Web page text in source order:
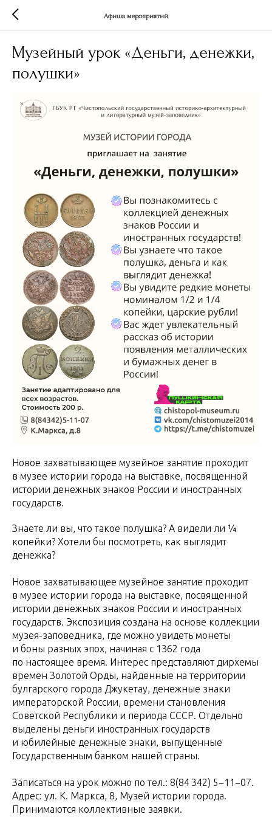
Афиша мероприятий
Музейный урок «Деньги, денежки,
полушки»
Новое захватывающее музейное занятие проходит
в музее истории города на выставке, посвященной
истории денежных знаков России и иностранных
государств.
Знаете ли вы, что такое полушка? А видели ли ¼
копейки? Хотели бы посмотреть, как выглядит
денежка?
Новое захватывающее музейное занятие проходит
в музее истории города на выставке, посвященной
истории денежных знаков России и иностранных
государств. Экспозиция создана на основе коллекции
музея-заповедника, где можно увидеть монеты
и боны разных эпох, начиная с 1362 года
по настоящее время. Интерес представляют дирхемы
времен Золотой Орды, найденные на территории
булгарского города Джукетау, денежные знаки
императорской России, времени становления
Советской Республики и периода СССР. Отдельно
выделены деньги иностранных государств
и юбилейные денежные знаки, выпущенные
Государственным банком нашей страны.
Записаться на урок можно по тел.: 8(84 342) 5−11−07.
Адрес: ул. К. Маркса, 8, Музей истории города.
Принимаются коллективные заявки.